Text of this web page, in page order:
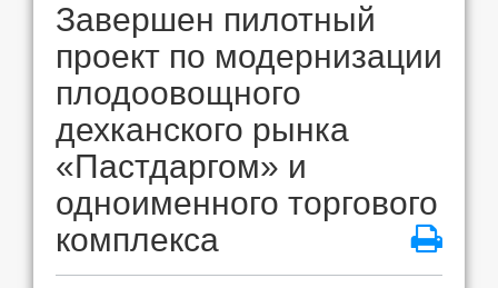
Завершен пилотный
проект по модернизации
плодоовощного
дехканского рынка
«Пастдаргом» и
одноименного торгового
комплекса